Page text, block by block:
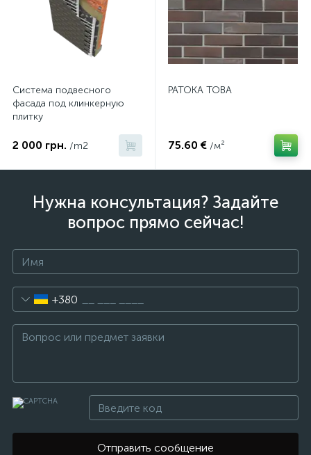
Система подвесного
фасада под клинкерную
плитку
2 000 грн. /m2
PATOKA TOBA
75.60 € /м²
Нужна консультация? Задайте
вопрос прямо сейчас!
+380
Отправить сообщение